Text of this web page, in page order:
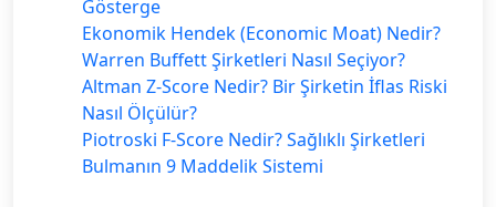
Gösterge
Ekonomik Hendek (Economic Moat) Nedir?
Warren Buffett Şirketleri Nasıl Seçiyor?
Altman Z-Score Nedir? Bir Şirketin İflas Riski
Nasıl Ölçülür?
Piotroski F-Score Nedir? Sağlıklı Şirketleri
Bulmanın 9 Maddelik Sistemi